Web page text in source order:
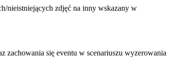
nieistniejących zdjęć na inny wskazany w
zachowania się eventu w scenariuszu wyzerowania